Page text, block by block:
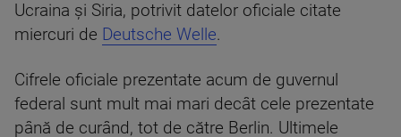
Ucraina și Siria, potrivit datelor oficiale citate
miercuri de Deutsche Welle.
Cifrele oficiale prezentate acum de guvernul
federal sunt mult mai mari decât cele prezentate
până de curând, tot de către Berlin. Ultimele